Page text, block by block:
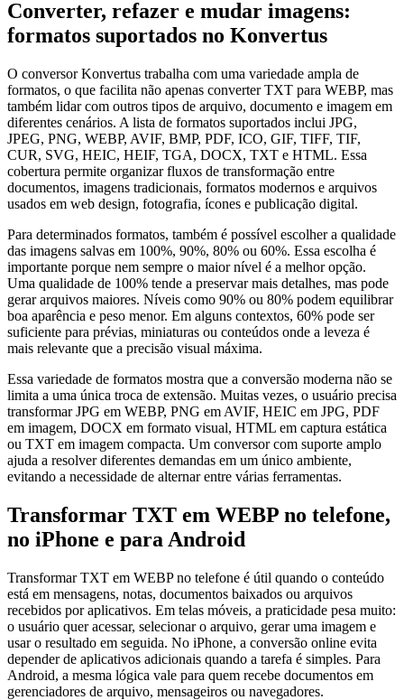
Converter, refazer e mudar imagens:
formatos suportados no Konvertus
O conversor Konvertus trabalha com uma variedade ampla de
formatos, o que facilita não apenas converter TXT para WEBP, mas
também lidar com outros tipos de arquivo, documento e imagem em
diferentes cenários. A lista de formatos suportados inclui JPG,
JPEG, PNG, WEBP, AVIF, BMP, PDF, ICO, GIF, TIFF, TIF,
CUR, SVG, HEIC, HEIF, TGA, DOCX, TXT e HTML. Essa
cobertura permite organizar fluxos de transformação entre
documentos, imagens tradicionais, formatos modernos e arquivos
usados em web design, fotografia, ícones e publicação digital.
Para determinados formatos, também é possível escolher a qualidade
das imagens salvas em 100%, 90%, 80% ou 60%. Essa escolha é
importante porque nem sempre o maior nível é a melhor opção.
Uma qualidade de 100% tende a preservar mais detalhes, mas pode
gerar arquivos maiores. Níveis como 90% ou 80% podem equilibrar
boa aparência e peso menor. Em alguns contextos, 60% pode ser
suficiente para prévias, miniaturas ou conteúdos onde a leveza é
mais relevante que a precisão visual máxima.
Essa variedade de formatos mostra que a conversão moderna não se
limita a uma única troca de extensão. Muitas vezes, o usuário precisa
transformar JPG em WEBP, PNG em AVIF, HEIC em JPG, PDF
em imagem, DOCX em formato visual, HTML em captura estática
ou TXT em imagem compacta. Um conversor com suporte amplo
ajuda a resolver diferentes demandas em um único ambiente,
evitando a necessidade de alternar entre várias ferramentas.
Transformar TXT em WEBP no telefone,
no iPhone e para Android
Transformar TXT em WEBP no telefone é útil quando o conteúdo
está em mensagens, notas, documentos baixados ou arquivos
recebidos por aplicativos. Em telas móveis, a praticidade pesa muito:
o usuário quer acessar, selecionar o arquivo, gerar uma imagem e
usar o resultado em seguida. No iPhone, a conversão online evita
depender de aplicativos adicionais quando a tarefa é simples. Para
Android, a mesma lógica vale para quem recebe documentos em
gerenciadores de arquivo, mensageiros ou navegadores.